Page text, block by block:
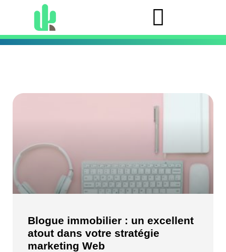
Blogue immobilier : un excellent
atout dans votre stratégie
marketing Web